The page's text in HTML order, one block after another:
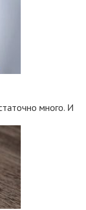
много. И